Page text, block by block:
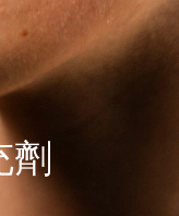
劑
Prep Gel
gel
serum
Solution
.
Set
预计送达日期 8/10/26
预计送达日期8/9/26
预计送达日期
预计送达日期